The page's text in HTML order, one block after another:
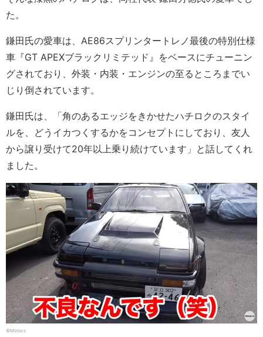
た。
鎌田氏の愛車は、AE86スプリンタートレノ最後の特別仕様
車『GT APEXブラックリミテッド』をベースにチューニン
グされており、外装・内装・エンジンの至るところまでい
じり倒されています。
鎌田氏は、「角のあるエッジをきかせたハチロクのスタイ
ルを、どうイカつくするかをコンセプトにしており、友人
から譲り受けて20年以上乗り続けています」と話してくれ
ました。
©Motorz